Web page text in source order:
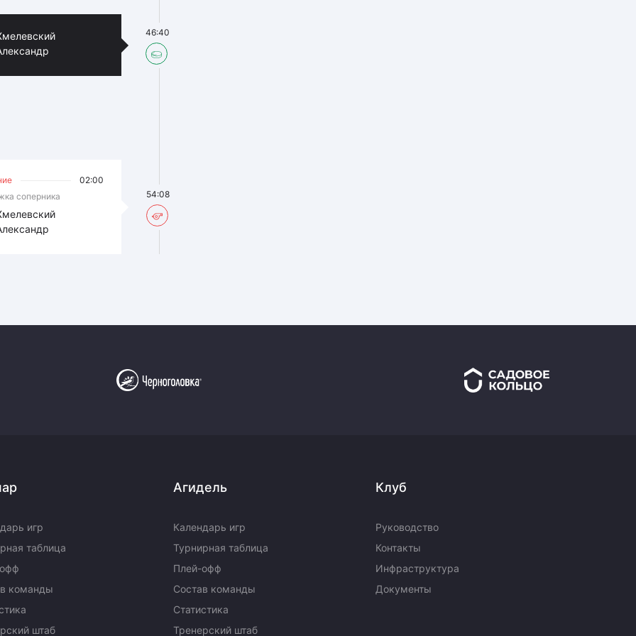
46:40
02:00
соперника
54:08
игр
таблица
команды
штаб
Агидель
Календарь игр
Турнирная таблица
Плей-офф
Состав команды
Статистика
Тренерский штаб
Клуб
Руководство
Контакты
Инфраструктура
Документы